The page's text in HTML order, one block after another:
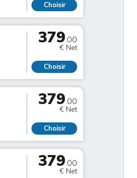
Choisir
379.00
€ Net
Choisir
379.00
€ Net
Choisir
379.00
€ Net